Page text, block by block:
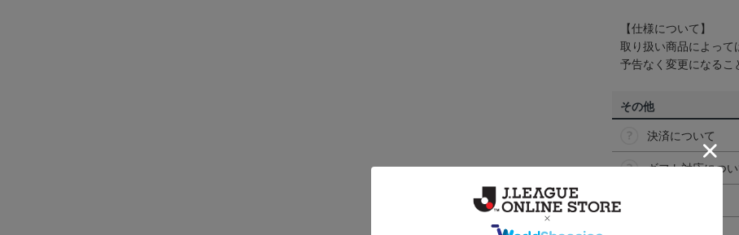
【仕様について】
取り扱い商品によって
予告なく変更になるこ
その他
決済について
ギフト対応につい